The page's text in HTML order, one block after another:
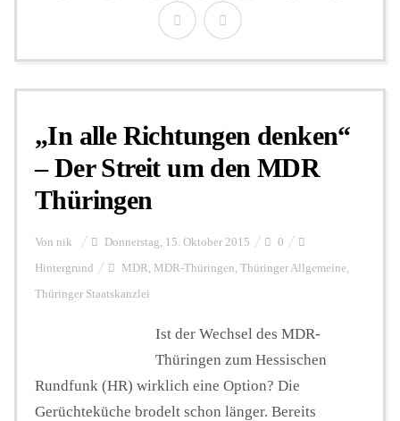
„In alle Richtungen denken“
– Der Streit um den MDR
Thüringen
Von nik Donnerstag, 15. Oktober 2015 0
Hintergrund MDR, MDR-Thüringen, Thüringer Allgemeine,
Thüringer Staatskanzlei
Ist der Wechsel des MDR-
Thüringen zum Hessischen
Rundfunk (HR) wirklich eine Option? Die
Gerüchteküche brodelt schon länger. Bereits